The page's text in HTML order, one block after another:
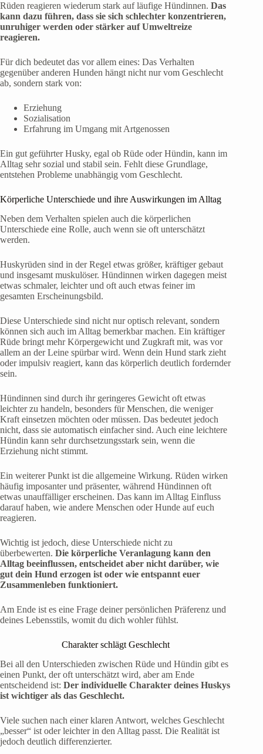
Rüden reagieren wiederum stark auf läufige Hündinnen. Das
kann dazu führen, dass sie sich schlechter konzentrieren,
unruhiger werden oder stärker auf Umweltreize
reagieren.
Für dich bedeutet das vor allem eines: Das Verhalten
gegenüber anderen Hunden hängt nicht nur vom Geschlecht
ab, sondern stark von:
Erziehung
Sozialisation
Erfahrung im Umgang mit Artgenossen
Ein gut geführter Husky, egal ob Rüde oder Hündin, kann im
Alltag sehr sozial und stabil sein. Fehlt diese Grundlage,
entstehen Probleme unabhängig vom Geschlecht.
Körperliche Unterschiede und ihre Auswirkungen im Alltag
Neben dem Verhalten spielen auch die körperlichen
Unterschiede eine Rolle, auch wenn sie oft unterschätzt
werden.
Huskyrüden sind in der Regel etwas größer, kräftiger gebaut
und insgesamt muskulöser. Hündinnen wirken dagegen meist
etwas schmaler, leichter und oft auch etwas feiner im
gesamten Erscheinungsbild.
Diese Unterschiede sind nicht nur optisch relevant, sondern
können sich auch im Alltag bemerkbar machen. Ein kräftiger
Rüde bringt mehr Körpergewicht und Zugkraft mit, was vor
allem an der Leine spürbar wird. Wenn dein Hund stark zieht
oder impulsiv reagiert, kann das körperlich deutlich fordernder
sein.
Hündinnen sind durch ihr geringeres Gewicht oft etwas
leichter zu handeln, besonders für Menschen, die weniger
Kraft einsetzen möchten oder müssen. Das bedeutet jedoch
nicht, dass sie automatisch einfacher sind. Auch eine leichtere
Hündin kann sehr durchsetzungsstark sein, wenn die
Erziehung nicht stimmt.
Ein weiterer Punkt ist die allgemeine Wirkung. Rüden wirken
häufig imposanter und präsenter, während Hündinnen oft
etwas unauffälliger erscheinen. Das kann im Alltag Einfluss
darauf haben, wie andere Menschen oder Hunde auf euch
reagieren.
Wichtig ist jedoch, diese Unterschiede nicht zu
überbewerten. Die körperliche Veranlagung kann den
Alltag beeinflussen, entscheidet aber nicht darüber, wie
gut dein Hund erzogen ist oder wie entspannt euer
Zusammenleben funktioniert.
Am Ende ist es eine Frage deiner persönlichen Präferenz und
deines Lebensstils, womit du dich wohler fühlst.
Charakter schlägt Geschlecht
Bei all den Unterschieden zwischen Rüde und Hündin gibt es
einen Punkt, der oft unterschätzt wird, aber am Ende
entscheidend ist: Der individuelle Charakter deines Huskys
ist wichtiger als das Geschlecht.
Viele suchen nach einer klaren Antwort, welches Geschlecht
„besser“ ist oder leichter in den Alltag passt. Die Realität ist
jedoch deutlich differenzierter.